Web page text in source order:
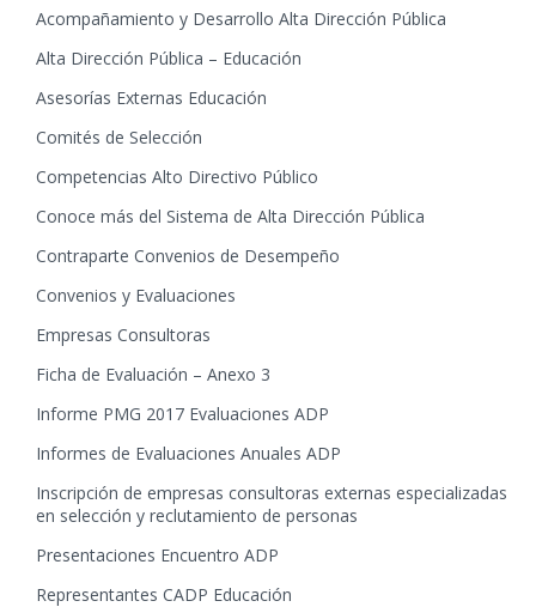
Acompañamiento y Desarrollo Alta Dirección Pública
Alta Dirección Pública – Educación
Asesorías Externas Educación
Comités de Selección
Competencias Alto Directivo Público
Conoce más del Sistema de Alta Dirección Pública
Contraparte Convenios de Desempeño
Convenios y Evaluaciones
Empresas Consultoras
Ficha de Evaluación – Anexo 3
Informe PMG 2017 Evaluaciones ADP
Informes de Evaluaciones Anuales ADP
Inscripción de empresas consultoras externas especializadas
en selección y reclutamiento de personas
Presentaciones Encuentro ADP
Representantes CADP Educación